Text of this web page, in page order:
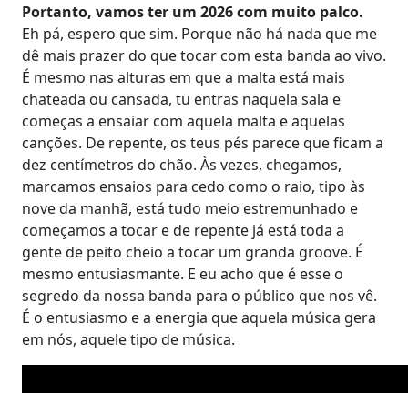
Portanto, vamos ter um 2026 com muito palco.
Eh pá, espero que sim. Porque não há nada que me
dê mais prazer do que tocar com esta banda ao vivo.
É mesmo nas alturas em que a malta está mais
chateada ou cansada, tu entras naquela sala e
começas a ensaiar com aquela malta e aquelas
canções. De repente, os teus pés parece que ficam a
dez centímetros do chão. Às vezes, chegamos,
marcamos ensaios para cedo como o raio, tipo às
nove da manhã, está tudo meio estremunhado e
começamos a tocar e de repente já está toda a
gente de peito cheio a tocar um granda groove. É
mesmo entusiasmante. E eu acho que é esse o
segredo da nossa banda para o público que nos vê.
É o entusiasmo e a energia que aquela música gera
em nós, aquele tipo de música.